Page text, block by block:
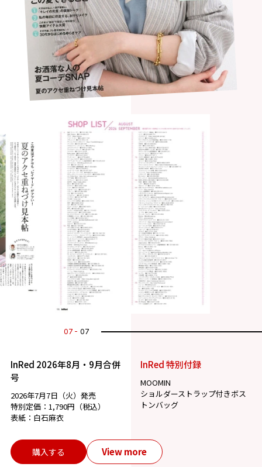
07 07
InRed 2026年8月・9月合併
号
2026年7月7日（火）発売
特別定価：1,790円（税込）
表紙：白石麻衣
InRed 特別付録
MOOMIN
ショルダーストラップ付きボス
トンバッグ
購入する View more